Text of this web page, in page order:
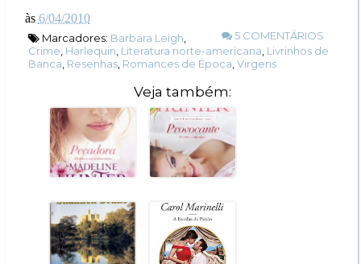
às 6/04/2010
5 COMENTÁRIOS
Marcadores: Barbara Leigh
Crime Harlequin Literatura norte-americana Livrinhos de
Banca Resenhas, Romances de Época Virgens
Veja também: